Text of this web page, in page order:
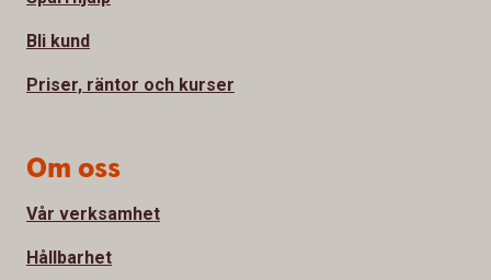
Bli kund
Priser, räntor och kurser
Om oss
Vår verksamhet
Hållbarhet